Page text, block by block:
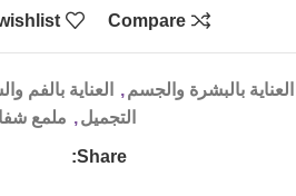
Compare
العناية بالبشرة والجسم , العناية بالفم
التجميل, ملمع
Share: